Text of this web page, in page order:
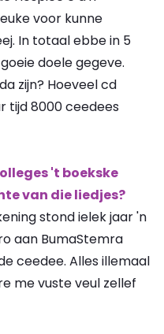
voor kunne
In totaal ebbe in 5
doele gegeve.
zijn? Hoeveel cd
tijd 8000 ceedees
't boekske
van die liedjes?
stond ielek jaar 'n
aan BumaStemra
ceedee. Alles illemaal
me vuste veul zellef